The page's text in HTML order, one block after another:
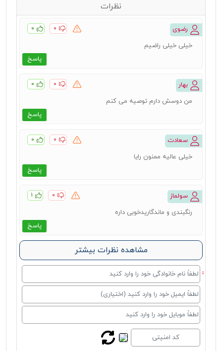
نظرات
رضوی ۰ ۰
پاسخ
خیلی خیلی راضیم
بهار ۰ ۰
پاسخ
من دوسش دارم توصیه می کنم
سعادت ۰ ۰
پاسخ
خیلی عالیه ممنون رایا
سولماز ۰ ۱
پاسخ
رنگبندی و ماندگاریدخوبی داره
مشاهده نظرات بیشتر